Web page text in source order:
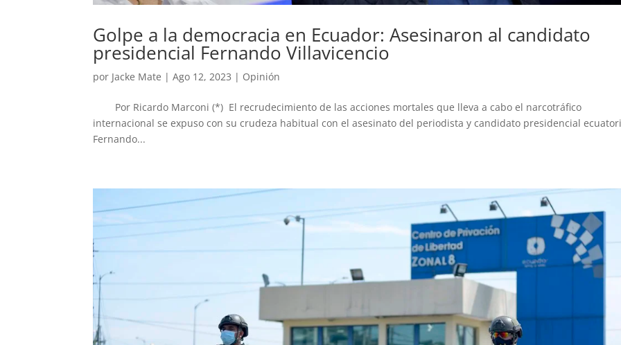
Golpe a la democracia en Ecuador: Asesinaron al candidato
presidencial Fernando Villavicencio
por Jacke Mate |Ago 12, 2023 | Opinión
Por Ricardo Marconi (*) El recrudecimiento de las acciones mortales que lleva a cabo el narcotráfico
internacional se expuso con su crudeza habitual con el asesinato del periodista y candidato presidencial
Fernando...